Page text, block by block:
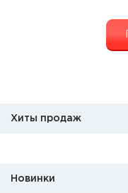
Хиты продаж
Новинки